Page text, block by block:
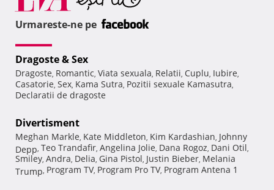
Urmareste-ne pe
Dragoste & Sex
Dragoste, Romantic, Viata sexuala, Relatii, Cuplu, Iubire,
Casatorie, Sex, Kama Sutra, Pozitii sexuale Kamasutra,
Declaratii de dragoste
Divertisment
Meghan Markle, Kate Middleton, Kim Kardashian, Johnny
Depp, Teo Trandafir, Angelina Jolie, Dana Rogoz, Dani Otil,
Smiley, Andra, Delia, Gina Pistol, Justin Bieber, Melania
Trump, Program TV, Program Pro TV, Program Antena 1